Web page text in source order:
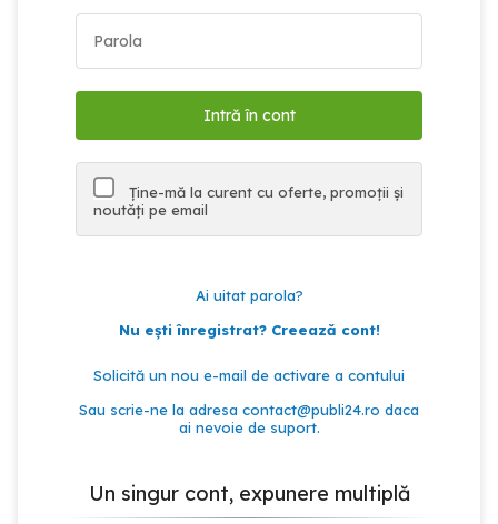
Ține-mă la curent cu oferte, promoții și
noutăți pe email
Ai uitat parola?
Nu ești înregistrat? Creează cont!
Solicită un nou e-mail de activare a contului
Sau scrie-ne la adresa contact@publi24.ro daca
ai nevoie de suport.
Un singur cont, expunere multiplă